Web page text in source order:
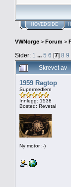
HOVEDSIDE
VWNorge > Forum >
Sider: 1 ... 5 6 [7] 8 9
Skrevet av
1959 Ragtop
Supermedlem
Innlegg: 1538
Bosted: Revetal
Ny motor :-)